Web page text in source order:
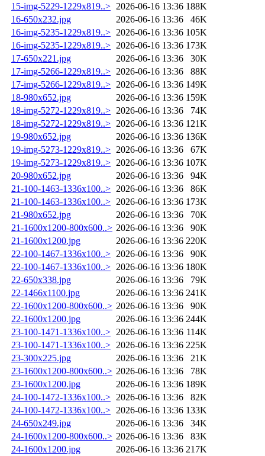
15-img-5229-1229x819..> 2026-06-16 13:36 188K
16-650x232.jpg
2026-06-16 13:36
46K
16-img-5235-1229x819..> 2026-06-16 13:36 105K
16-img-5235-1229x819..> 2026-06-16 13:36 173K
17-650x221.jpg
2026-06-16 13:36
30K
17-img-5266-1229x819..> 2026-06-16 13:36
88K
17-img-5266-1229x819..> 2026-06-16 13:36 149K
18-980x652.jpg
2026-06-16 13:36 159K
18-img-5272-1229x819..> 2026-06-16 13:36
74K
18-img-5272-1229x819..> 2026-06-16 13:36 121K
19-980x652.jpg
2026-06-16 13:36 136K
19-img-5273-1229x819..> 2026-06-16 13:36
67K
19-img-5273-1229x819..> 2026-06-16 13:36 107K
20-980x652.jpg
2026-06-16 13:36
94K
21-100-1463-1336x100..> 2026-06-16 13:36
86K
21-100-1463-1336x100..> 2026-06-16 13:36 173K
21-980x652.jpg
2026-06-16 13:36
70K
21-1600x1200-800x600..> 2026-06-16 13:36
90K
21-1600x1200.jpg
2026-06-16 13:36 220K
22-100-1467-1336x100..> 2026-06-16 13:36
90K
22-100-1467-1336x100..> 2026-06-16 13:36 180K
22-650x338.jpg
2026-06-16 13:36
79K
22-1466x1100.jpg
2026-06-16 13:36 241K
22-1600x1200-800x600..> 2026-06-16 13:36
90K
22-1600x1200.jpg
2026-06-16 13:36 244K
23-100-1471-1336x100..> 2026-06-16 13:36 114K
23-100-1471-1336x100..> 2026-06-16 13:36 225K
23-300x225.jpg
2026-06-16 13:36
21K
23-1600x1200-800x600..> 2026-06-16 13:36
78K
23-1600x1200.jpg
2026-06-16 13:36 189K
24-100-1472-1336x100..> 2026-06-16 13:36
82K
24-100-1472-1336x100..> 2026-06-16 13:36 133K
24-650x249.jpg
2026-06-16 13:36
34K
24-1600x1200-800x600..> 2026-06-16 13:36
83K
24-1600x1200.jpg
2026-06-16 13:36 217K